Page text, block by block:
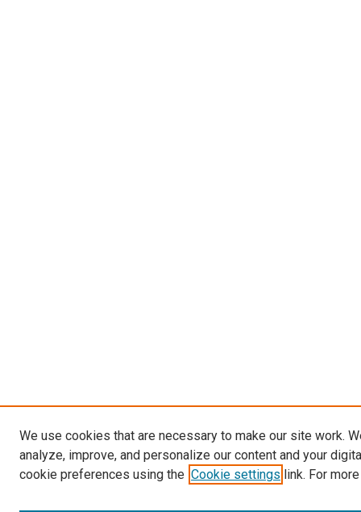
We use cookies that are necessary to make our site work.
analyze, improve, and personalize our content and your
cookie preferences using the Cookie settings link. For